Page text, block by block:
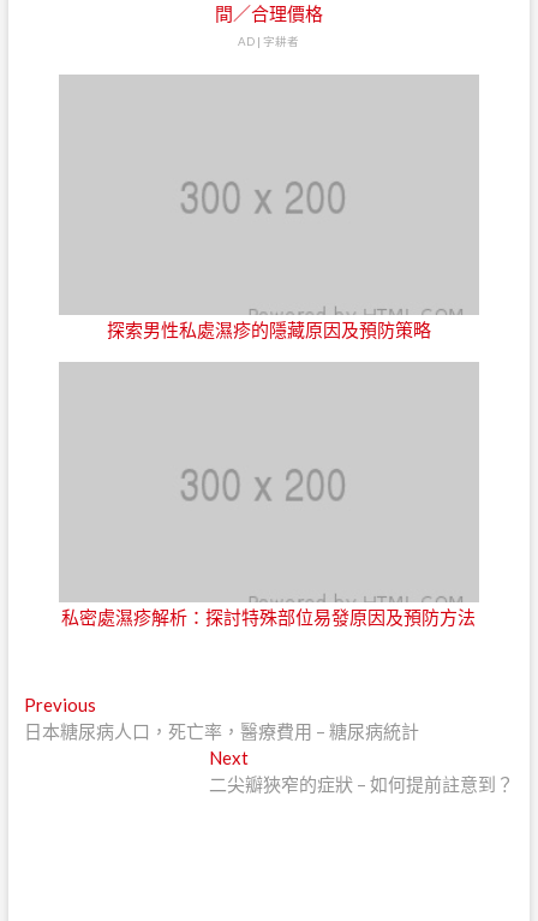
間／合理價格
AD | 字耕者
探索男性私處濕疹的隱藏原因及預防策略
私密處濕疹解析：探討特殊部位易發原因及預防方法
文
章
PreviousPrevious
post:
日本糖尿病人口，死亡率，醫療費用 – 糖尿病統計
NextNext
post:
二尖瓣狹窄的症狀 – 如何提前註意到？